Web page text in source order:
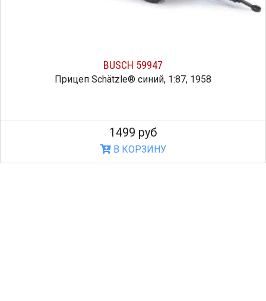
BUSCH 59947
Прицеп Schätzle® синий, 1:87, 1958
1499 руб
В КОРЗИНУ